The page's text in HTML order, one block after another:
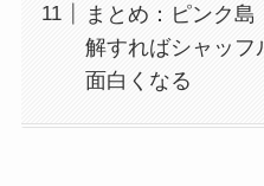
まとめ：ピンク
解すればシャッフ
面白くなる